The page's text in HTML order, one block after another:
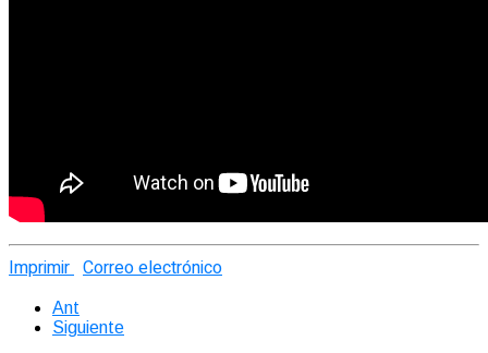
Imprimir Correo electrónico
Ant
Siguiente